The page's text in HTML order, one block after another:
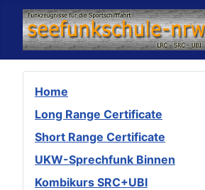
Home
Long Range Certificate
Short Range Certificate
UKW-Sprechfunk Binnen
Kombikurs SRC+UBI